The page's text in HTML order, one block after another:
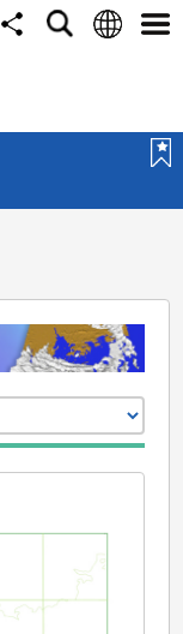
分
搜
語
選